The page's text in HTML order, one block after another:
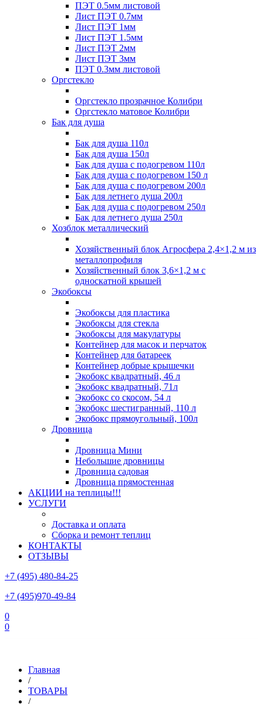
ПЭТ 0.5мм листовой
Лист ПЭТ 0.7мм
Лист ПЭТ 1мм
Лист ПЭТ 1.5мм
Лист ПЭТ 2мм
Лист ПЭТ 3мм
ПЭТ 0.3мм листовой
Оргстекло
Оргстекло прозрачное Колибри
Оргстекло матовое Колибри
Бак для душа
Бак для душа 110л
Бак для душа 150л
Бак для душа с подогревом 110л
Бак для душа с подогревом 150 л
Бак для душа с подогревом 200л
Бак для летнего душа 200л
Бак для душа с подогревом 250л
Бак для летнего душа 250л
Хозблок металлический
Хозяйственный блок Агросфера 2,4×1,2 м из
металлопрофиля
Хозяйственный блок 3,6×1,2 м с
односкатной крышей
Экобоксы
Экобоксы для пластика
Экобоксы для стекла
Экобоксы для макулатуры
Контейнер для масок и перчаток
Контейнер для батареек
Контейнер добрые крышечки
Экобокс квадратный, 46 л
Экобокс квадратный, 71л
Экобокс со скосом, 54 л
Экобокс шестигранный, 110 л
Экобокс прямоугольный, 100л
Дровница
Дровница Мини
Небольшие дровницы
Дровница садовая
Дровница прямостенная
АКЦИИ на теплицы!!!
УСЛУГИ
Доставка и оплата
Сборка и ремонт теплиц
КОНТАКТЫ
ОТЗЫВЫ
+7 (495) 480-84-25
+7 (495)970-49-84
0
0
Главная
/
ТОВАРЫ
/